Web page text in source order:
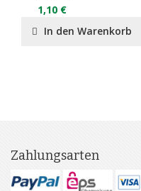
1,10 €
In den Warenkorb
Zahlungsarten